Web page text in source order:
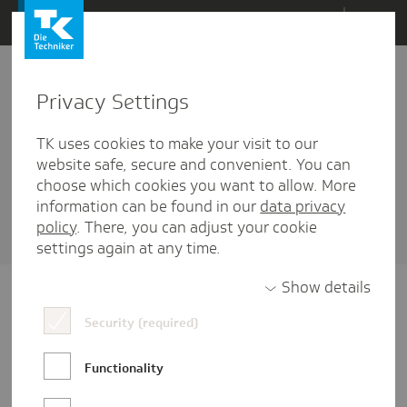
Direkt
Inhalt
Mobile
1 Artikel diesem Schlagwort zugehörig
Sortieren nach DatumoderBeliebtheit
Privacy Settings
TK uses cookies to make your visit to our
website safe, secure and convenient. You can
choose which cookies you want to allow. More
information can be found in our data privacy
policy. There, you can adjust your cookie
settings again at any time.
Show details
Security (required)
Functionality